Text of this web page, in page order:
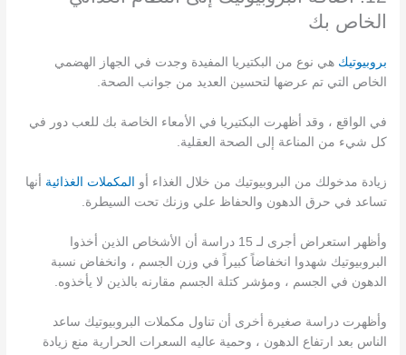
الخاص بك
بروبيوتيك هي نوع من البكتيريا المفيدة وجدت في الجهاز الهضمي
الخاص التي تم عرضها لتحسين العديد من جوانب الصحة.
في الواقع ، وقد أظهرت البكتيريا في الأمعاء الخاصة بك للعب دور في
كل شيء من المناعة إلى الصحة العقلية.
زيادة مدخولك من البروبيوتيك من خلال الغذاء أو المكملات الغذائية أنها
تساعد في حرق الدهون والحفاظ علي وزنك تحت السيطرة.
وأظهر استعراض أجرى لـ 15 دراسة أن الأشخاص الذين أخذوا
البروبيوتيك شهدوا انخفاضاً كبيراً في وزن الجسم ، وانخفاض نسبة
الدهون في الجسم ، ومؤشر كتلة الجسم مقارنه بالذين لا يأخذوه.
وأظهرت دراسة صغيرة أخرى أن تناول مكملات البروبيوتيك ساعد
الناس بعد ارتفاع الدهون ، وحمية عاليه السعرات الحرارية منع زيادة